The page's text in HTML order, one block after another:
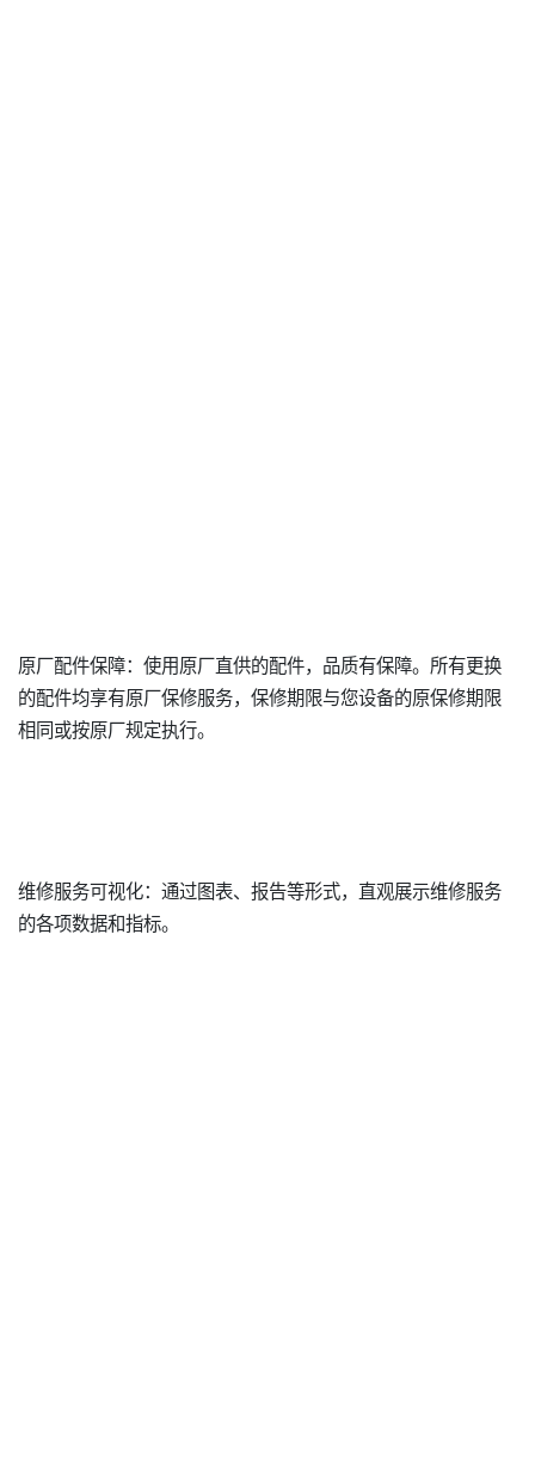
原厂配件保障：使用原厂直供的配件，品质有保障。所有更换
的配件均享有原厂保修服务，保修期限与您设备的原保修期限
相同或按原厂规定执行。
维修服务可视化：通过图表、报告等形式，直观展示维修服务
的各项数据和指标。